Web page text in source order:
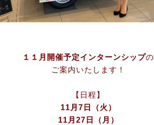
１１月開催予定インターンシップの
ご案内いたします！
【日程】
11月7日（火）
11月27日（月）